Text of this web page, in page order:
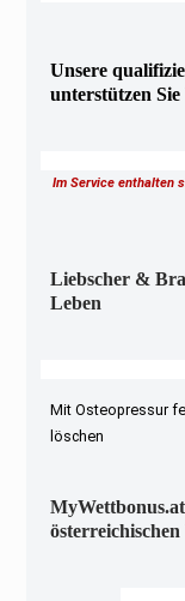
Unsere
unterstützen
Im Service enthalten
Liebscher &
Leben
Mit Osteopressur
löschen